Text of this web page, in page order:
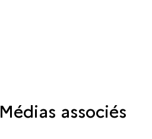
Médias associés